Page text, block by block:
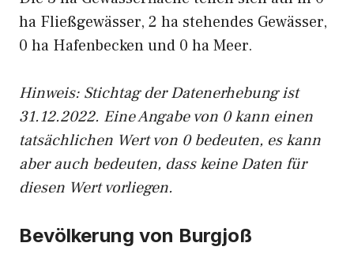
ha Fließgewässer, 2 ha stehendes Gewässer,
0 ha Hafenbecken und 0 ha Meer.
Hinweis: Stichtag der Datenerhebung ist
31.12.2022. Eine Angabe von 0 kann einen
tatsächlichen Wert von 0 bedeuten, es kann
aber auch bedeuten, dass keine Daten für
diesen Wert vorliegen.
Bevölkerung von Burgjoß